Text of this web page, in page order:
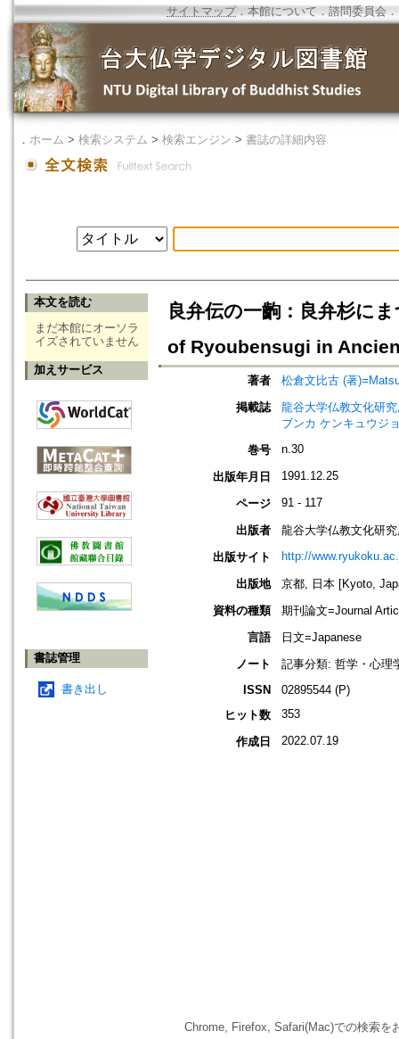
サイトマップ．本館について ． 諮問委員会 ．
． ホーム > 検索システム > 検索エンジン > 書誌の詳細内容
本文を読む
まだ本館にオーソラ
イズされていません
加えサービス
書誌管理
書き出し
良弁伝の一齣：良弁杉に
of Ryoubensugi in
著者
松倉文比古 (著
掲載誌
龍谷大学仏教文化研
ブンカ ケンキュウジ
巻号
n.30
出版年月日 1991.12.25
ページ 91 - 117
出版者
龍谷大学仏教文化研
出版サイト
http://
出版地
京都, 日本 [Kyoto,
資料の種類
期刊論文=Journal
言語
日文=Japanese
ノート
記事分類: 哲学・心理
ISSN
02895544 (P)
ヒット数
353
作成日 2022.07.19
Chrome, Firefox, Safari(Mac)での検索を